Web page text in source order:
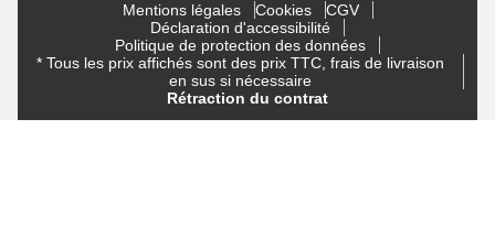
Mentions légales Cookies
CGV
Déclaration d'accessibilité
Politique de protection des données
* Tous les prix affichés sont des prix TTC, frais de livraison
en sus si nécessaire
Rétraction du contrat